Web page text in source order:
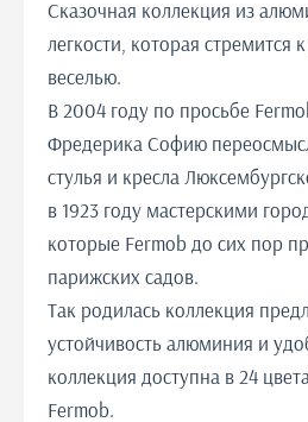
Сказочная коллекция из
легкости, которая стремится
веселью.
В 2004 году по просьбе
Фредерика Софию
стулья и кресла
в 1923 году мастерскими
которые Fermob до сих пор
парижских садов.
Так родилась коллекция
устойчивость алюминия и
коллекция доступна в 24
Fermob.